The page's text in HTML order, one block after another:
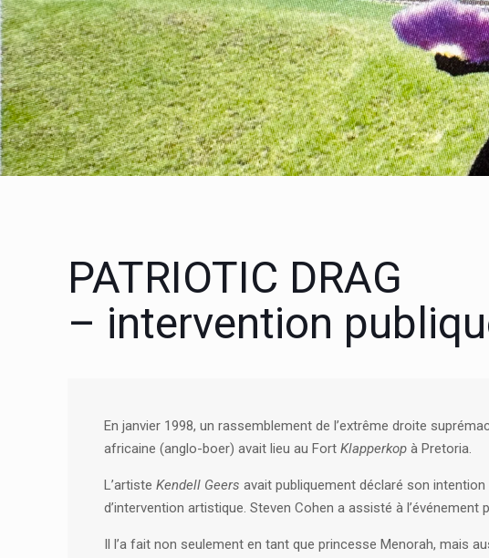
PATRIOTIC DRAG
– intervention
En janvier 1998, un rassemblement de l’extrême droite
africaine (anglo-boer) avait lieu au FortKlapperkopà Pretoria.
L’artiste Kendell Geers avait publiquement déclaré son
d’intervention artistique. Steven Cohen a assisté à l’événement
Il l’a fait non seulement en tant que princesse Menorah, mais